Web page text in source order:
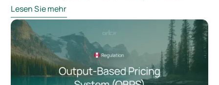
Lesen Sie mehr